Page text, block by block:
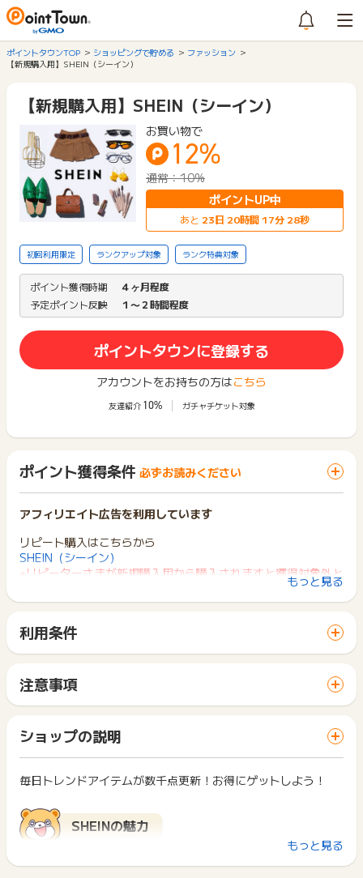
ポイントタウンTOP ショッピングで貯める
ファッション
【新規購入用】SHEIN（シーイン）
【新規購入用】SHEIN（シーイン）
お買い物で
12%
通常：10%
ポイントUP中
あと 23日 20時間17分 28秒
初回利用限定 ランクアップ対象 ランク特典対象
ポイント獲得時期
４ヶ月程度
予定ポイント反映
１〜２時間程度
ポイントタウンに登録する
アカウントをお持ちの方はこちら
友達紹介 10% ガチャチケット対象
ポイント獲得条件 必ずお読みください
アフィリエイト広告を利用しています
リピート購入はこちらから
SHEIN（シーイン）
※リピーターさまが新規購入用から購入されますと獲得対象外と
・SHEIN新規購入
・WEB注文後、30日以内の入金確認
【獲得対象外条件】
・リピート購入
・SHEIN公式アプリ経由の購入
・SHEINギフトカードの購入
・コンビニ払いを選択した場合
・不備、不正、虚偽、いたずら、未入金、キャンセル、返品
・商品の受取拒否、ご注文完了メールの未着
・SHEIN 日本語サイト（https://jp.shein.com/ or https://
・オークション転売行為、偽名による本人購入
・他ポイントサイトなどの重複申込にて、最終注文時間でない
・連絡のつかない方からの購入
もっと見る
利用条件
サイトに移動してからお申し込みやお買い物が完了するまでの
間に、同じブラウザ（※）で他のサイトに移動した場合はポイン
ト獲得ができません。
「 ショッピングでポイントGET 」ボタンを押した時とサービ
ス・お買い物利用時で、デバイス・ブラウザが異なる場合はポ
イント獲得ができません。
2回以上同じお買い物・サービスをご利用される場合は、毎回
タンを押してからご利用ください。
下記の事項に該当する場合、広告主側で対象外とみなし、「獲
注意事項
一部のサービスにつきましては、1商品につき10円単位の金額
は切り捨てとなります。
ポイント獲得が1ポイント未満のものは切り捨てとなり、ポイ
ント履歴には記載されません。
原則として広告主側のポイント等を利用して支払われた金額分
につきましては、ポイントタウンのポイント獲得の対象には含
まれません。
広告主が運営しているサービスの都合もしくは会員様の都合で
商品の交換や一部でもキャンセルされた場合、ポイントが無効
になる可能性もございます。
ショップの説明
毎日トレンドアイテムが数千点更新！お得にゲットしよう！
SHEINの魅力
もっと見る